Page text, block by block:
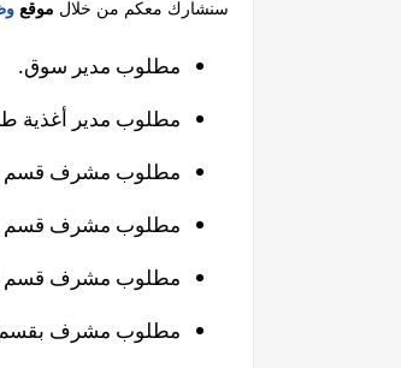
سنشارك معكم من خلال موقع
مطلوب مدير سوق.
مطلوب مدير أغذية
مطلوب مشرف قسم
مطلوب مشرف قسم
مطلوب مشرف قسم
مطلوب مشرف بقسم